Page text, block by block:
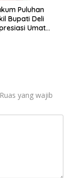
Puluhan
Bupati Deli
Umat
Ruas yang wajib